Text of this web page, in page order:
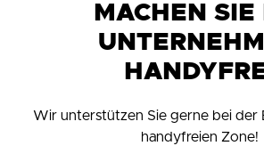
MACHEN SIE
Wir unterstützen Sie gerne bei der
handyfreien Zone!